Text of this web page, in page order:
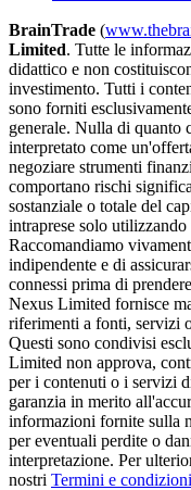
BrainTrade (
Limited. Tutte le
didattico e non
investimento. Tutti i
sono forniti
generale. Nulla di quanto
interpretato come
negoziare strumenti
comportano rischi
sostanziale o totale del
intraprese solo
Raccomandiamo
indipendente e di
connessi prima di
Nexus Limited fornisce
riferimenti a fonti, servizi
Questi sono condivisi
Limited non approva,
per i contenuti o i servizi
garanzia in merito
informazioni fornite sulla
per eventuali perdite o
interpretazione. Per
nostri Termini e condizioni